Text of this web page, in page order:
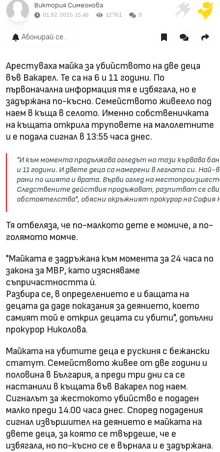
Виктория Симеонова
01.02.2025 15:46 12761 0
Абонирай се...
Арестуваха майка за убийството на две деца
във Вакарел. Те са на 6 и 11 години. По
първоначална информация тя е избягала, но е
задържана по-късно. Семейството живеело под
наем в къща в селото. Именно собственичката
на къщата открила труповете на малолетните
и е подала сигнал в 13:55 часа днес.
"И към момента продължава огледът на тази кървава
и 11 години. И двете деца са намерени в леглата си.
рани по шията и врата. Върви оглед на
Следствените действия продъжават, разпитват се
обстоятелства", обясни окръжният прокурор на София
Тя отбеляза, че по-малкото дете е момиче, а по-
голямото момче.
"Майката е задръжана към момента за 24 часа по
закона за МВР, като изясняваме
съпричастността ѝ.
Разбира се, в определението е и бащата на
децата да даде показания за деянието, което
самият той е открил децата си убити", допълни
прокурор Николова.
Майката на убитите деца е рускиня с бежански
статут. Семейството живее от две години и
половина в България, а преди три дни са се
настанили в къщата във Вакарел под наем.
Сигналът за жестокото убийство е подаден
малко преди 14.00 часа днес. Според подадения
сигнал извършител на деянието е майката на
двете деца, за която се твърдеше, че е
избягала, но по-късно се е върнала и е задържана.